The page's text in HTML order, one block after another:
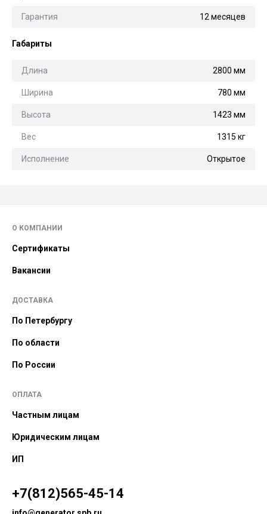
Гарантия 12 месяцев
Габариты
Длина 2800 мм
Ширина 780 мм
Высота 1423 мм
Вес 1315 кг
Исполнение Открытое
О КОМПАНИИ
Сертификаты
Вакансии
ДОСТАВКА
По Петербургу
По области
По России
ОПЛАТА
Частным лицам
Юридическим лицам
ИП
+7(812)565-45-14